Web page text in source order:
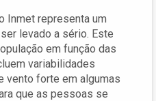
Inmet representa um
levado a sério. Este
em função das
variabilidades
vento forte em algumas
que as pessoas se